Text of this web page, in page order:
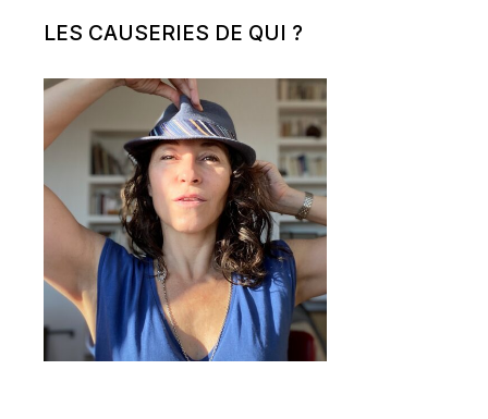
LES CAUSERIES DE QUI ?